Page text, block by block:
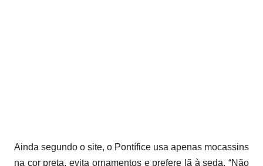
Ainda segundo o site, o Pontífice usa apenas mocassins
na cor preta, evita ornamentos e prefere lã à seda. “Não